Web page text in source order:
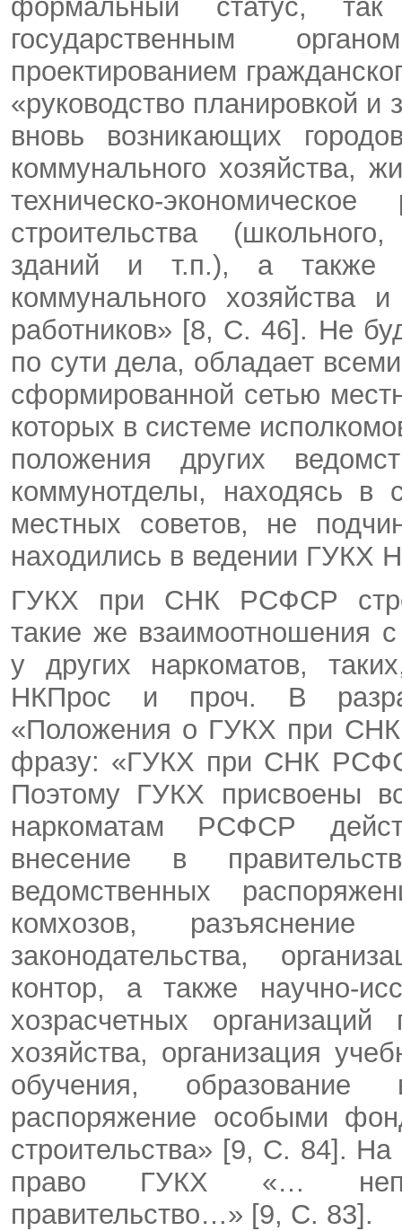
формальный статус,
государственным
проектированием
«руководство планировкой
вновь возникающих
коммунального хозяйства,
техническо-
строительства
зданий и т.п.), а также
коммунального хозяйства
работников» [8, C. 46]. Не
по сути дела, обладает
сформированной сетью
которых в системе
положения других
коммунотделы, находясь в
местных советов, не
находились в ведении ГУКХ
ГУКХ при СНК РСФСР
такие же взаимоотношения
у других наркоматов,
НКПрос и проч. В
«Положения о ГУКХ при
фразу: «ГУКХ при СНК
Поэтому ГУКХ присвоены
наркоматам РСФСР
внесение в
ведомственных
комхозов,
законодательства,
контор, а также научно-
хозрасчетных
хозяйства, организация
обучения,
распоряжение особыми
строительства» [9, C. 84].
право ГУКХ «…
правительство…» [9, C. 83].